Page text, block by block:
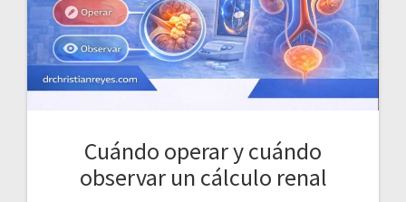
Cuándo operar y cuándo
observar un cálculo renal